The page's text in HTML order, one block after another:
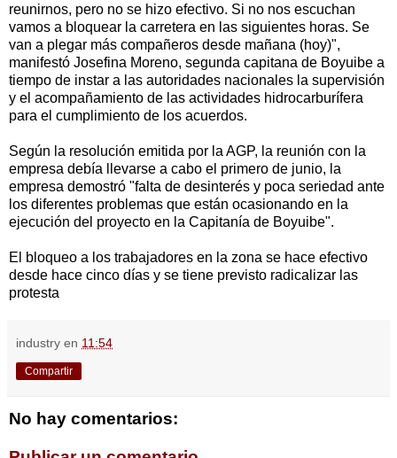
reunirnos, pero no se hizo efectivo. Si no nos escuchan
vamos a bloquear la carretera en las siguientes horas. Se
van a plegar más compañeros desde mañana (hoy)",
manifestó Josefina Moreno, segunda capitana de Boyuibe a
tiempo de instar a las autoridades nacionales la supervisión
y el acompañamiento de las actividades hidrocarburífera
para el cumplimiento de los acuerdos.
Según la resolución emitida por la AGP, la reunión con la
empresa debía llevarse a cabo el primero de junio, la
empresa demostró "falta de desinterés y poca seriedad ante
los diferentes problemas que están ocasionando en la
ejecución del proyecto en la Capitanía de Boyuibe".
El bloqueo a los trabajadores en la zona se hace efectivo
desde hace cinco días y se tiene previsto radicalizar las
protesta
industry en 11:54
Compartir
No hay comentarios: